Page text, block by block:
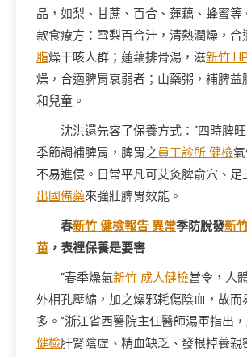
品，如梨、甘蔗、百合、蓮藕、蜂蜜等
款食療方：雪梨百合汁，清熱潤燥，合
脂燥干咳人群；蓮藕排骨湯，滋新竹
燥，合適脾胃衰弱者；山藥粥，補脾益
和兒童。
沈洪還先容了保養方式：“四時脾
季節調補脾胃，脾胃之 員工診所 健檢
不易進侵。日常平凡可艾灸脾俞穴、足
出國備藥來強壯脾胃效能。
春新竹 健檢報告 異常季防脫發新
苗 ，表裡保養是要害
“春季燥氣新竹 成人健檢當令，人
外相孔壓縮，加之燥邪耗傷陰血，故而
多。”浙江省西醫院主任醫師湯軍指出
健檢肝腎陰虛、精血缺乏、發根掉養親